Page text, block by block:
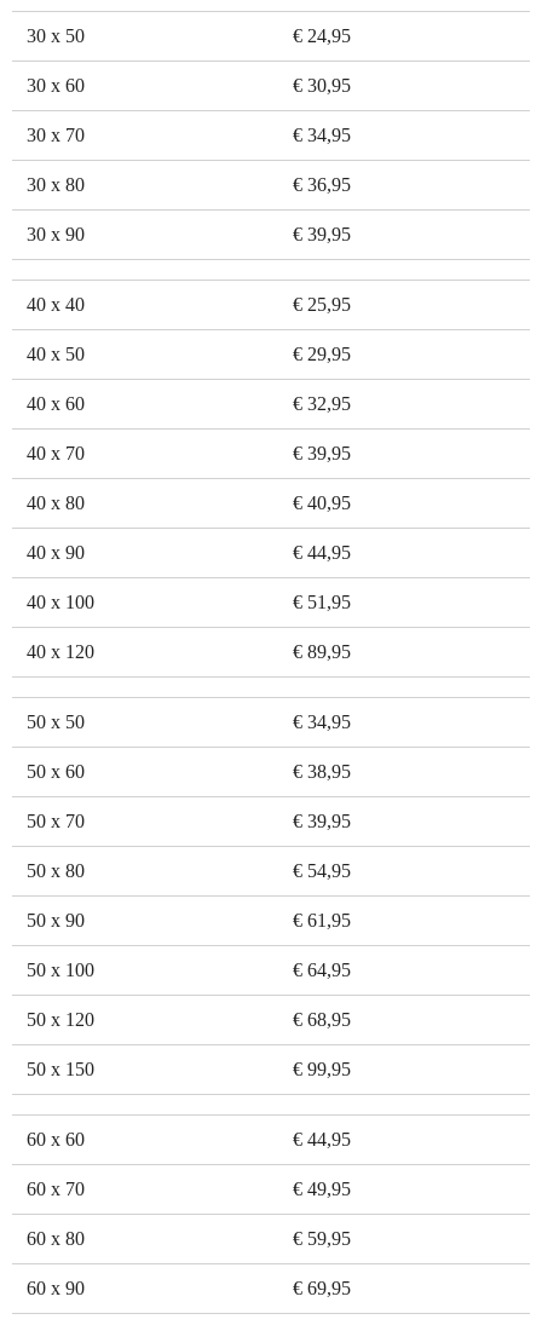
30 x 50 € 24,95
30 x 60 € 30,95
30 x 70 € 34,95
30 x 80 € 36,95
30 x 90 € 39,95
40 x 40 € 25,95
40 x 50 € 29,95
40 x 60 € 32,95
40 x 70 € 39,95
40 x 80 € 40,95
40 x 90 € 44,95
40 x 100 € 51,95
40 x 120 € 89,95
50 x 50 € 34,95
50 x 60 € 38,95
50 x 70 € 39,95
50 x 80 € 54,95
50 x 90 € 61,95
50 x 100 € 64,95
50 x 120 € 68,95
50 x 150 € 99,95
60 x 60 € 44,95
60 x 70 € 49,95
60 x 80 € 59,95
60 x 90 € 69,95